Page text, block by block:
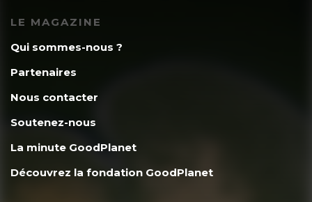
LE MAGAZINE
Qui sommes-nous ?
Partenaires
Nous contacter
Soutenez-nous
La minute GoodPlanet
Découvrez la fondation GoodPlanet